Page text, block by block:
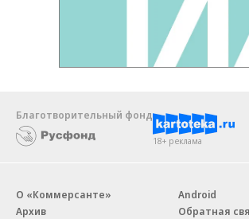
Благотворительный фонд
18+ реклама
О «Коммерсанте»
Архив
Android
Обратная